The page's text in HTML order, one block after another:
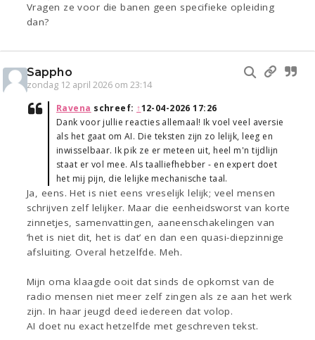
Vragen ze voor die banen geen specifieke opleiding
dan?
Sappho
zondag 12 april 2026 om 23:14
Ravena schreef: ↑12-04-2026 17:26
Dank voor jullie reacties allemaal! Ik voel veel aversie
als het gaat om AI. Die teksten zijn zo lelijk, leeg en
inwisselbaar. Ik pik ze er meteen uit, heel m'n tijdlijn
staat er vol mee. Als taalliefhebber - en expert doet
het mij pijn, die lelijke mechanische taal.
Ja, eens. Het is niet eens vreselijk lelijk; veel mensen
schrijven zelf lelijker. Maar die eenheidsworst van korte
zinnetjes, samenvattingen, aaneenschakelingen van
‘het is niet dit, het is dat’ en dan een quasi-diepzinnige
afsluiting. Overal hetzelfde. Meh.
Mijn oma klaagde ooit dat sinds de opkomst van de
radio mensen niet meer zelf zingen als ze aan het werk
zijn. In haar jeugd deed iedereen dat volop.
AI doet nu exact hetzelfde met geschreven tekst.